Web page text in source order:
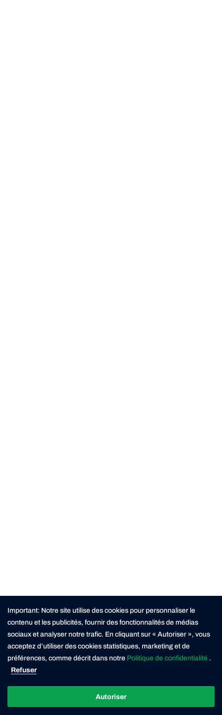
Important: Notre site utilise des cookies pour personnaliser le
contenu et les publicités, fournir des fonctionnalités de médias
sociaux et analyser notre trafic. En cliquant sur « Autoriser », vous
acceptez d’utiliser des cookies statistiques, marketing et de
préférences, comme décrit dans notre Politique de confidentialité .
Refuser
Autoriser